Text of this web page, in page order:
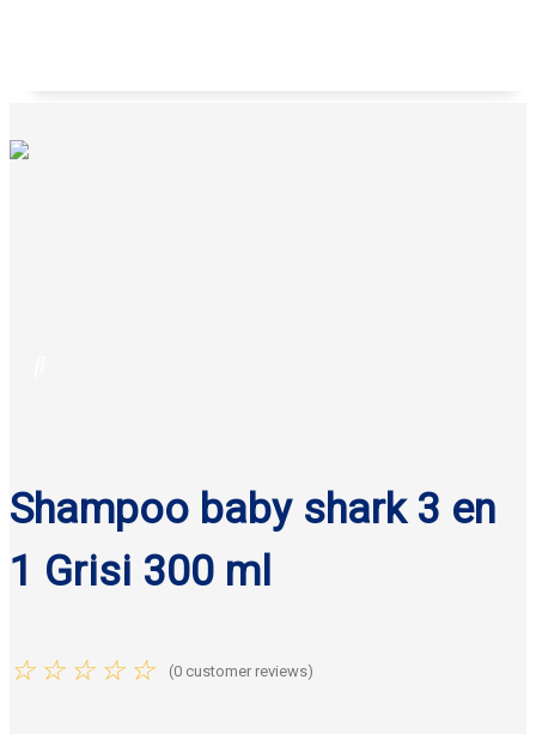
Shampoo baby shark 3 en
1 Grisi 300 ml
☆ ☆ ☆ ☆ ☆ (0 customer reviews)